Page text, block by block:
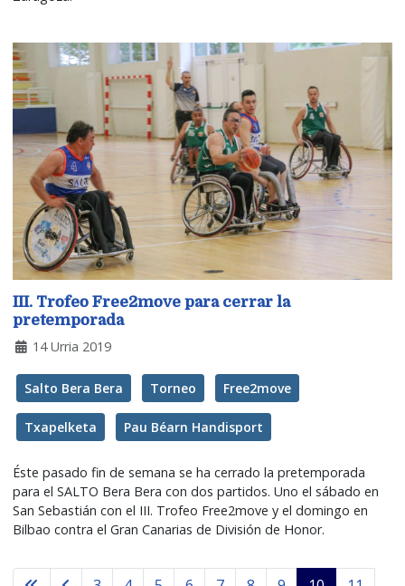
III. Trofeo Free2move para cerrar la
pretemporada
14 Urria 2019
Salto Bera Bera Torneo Free2move
Txapelketa Pau Béarn Handisport
Éste pasado fin de semana se ha cerrado la pretemporada
para el SALTO Bera Bera con dos partidos. Uno el sábado en
San Sebastián con el III. Trofeo Free2move y el domingo en
Bilbao contra el Gran Canarias de División de Honor.